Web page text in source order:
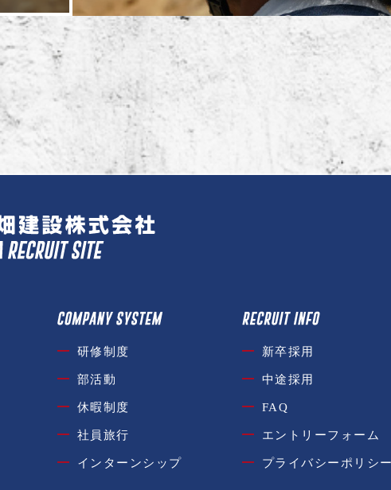
研修制度
部活動
休暇制度
社員旅行
インターンシップ
新卒採用
中途採用
FAQ
エントリーフォーム
プライバシーポリシー